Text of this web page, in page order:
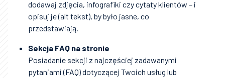
dodawaj zdjęcia, infografiki czy cytaty klientów – i
opisuj je (alt tekst), by było jasne, co
przedstawiają.
Sekcja FAQ na stronie
Posiadanie sekcji z najczęściej zadawanymi
pytaniami (FAQ) dotyczącej Twoich usług lub